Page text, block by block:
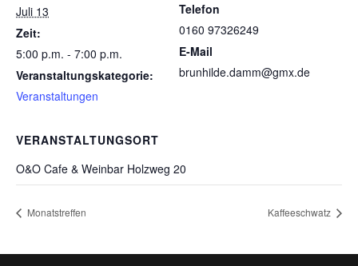
Juli 13
Zeit:
5:00 p.m. - 7:00 p.m.
Veranstaltungskategorie:
Veranstaltungen
Telefon
0160 97326249
E-Mail
brunhilde.damm@gmx.de
VERANSTALTUNGSORT
O&O Cafe & Weinbar Holzweg 20
Monatstreffen Kaffeeschwatz